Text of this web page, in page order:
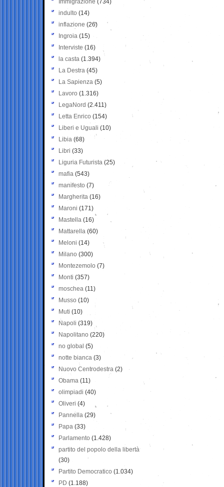
Immigrazione (734)
indulto (14)
inflazione (26)
Ingroia (15)
Interviste (16)
la casta (1.394)
La Destra (45)
La Sapienza (5)
Lavoro (1.316)
LegaNord (2.411)
Letta Enrico (154)
Liberi e Uguali (10)
Libia (68)
Libri (33)
Liguria Futurista (25)
mafia (543)
manifesto (7)
Margherita (16)
Maroni (171)
Mastella (16)
Mattarella (60)
Meloni (14)
Milano (300)
Montezemolo (7)
Monti (357)
moschea (11)
Musso (10)
Muti (10)
Napoli (319)
Napolitano (220)
no global (5)
notte bianca (3)
Nuovo Centrodestra (2)
Obama (11)
olimpiadi (40)
Oliveri (4)
Pannella (29)
Papa (33)
Parlamento (1.428)
partito del popolo della libertà
(30)
Partito Democratico (1.034)
PD (1.188)